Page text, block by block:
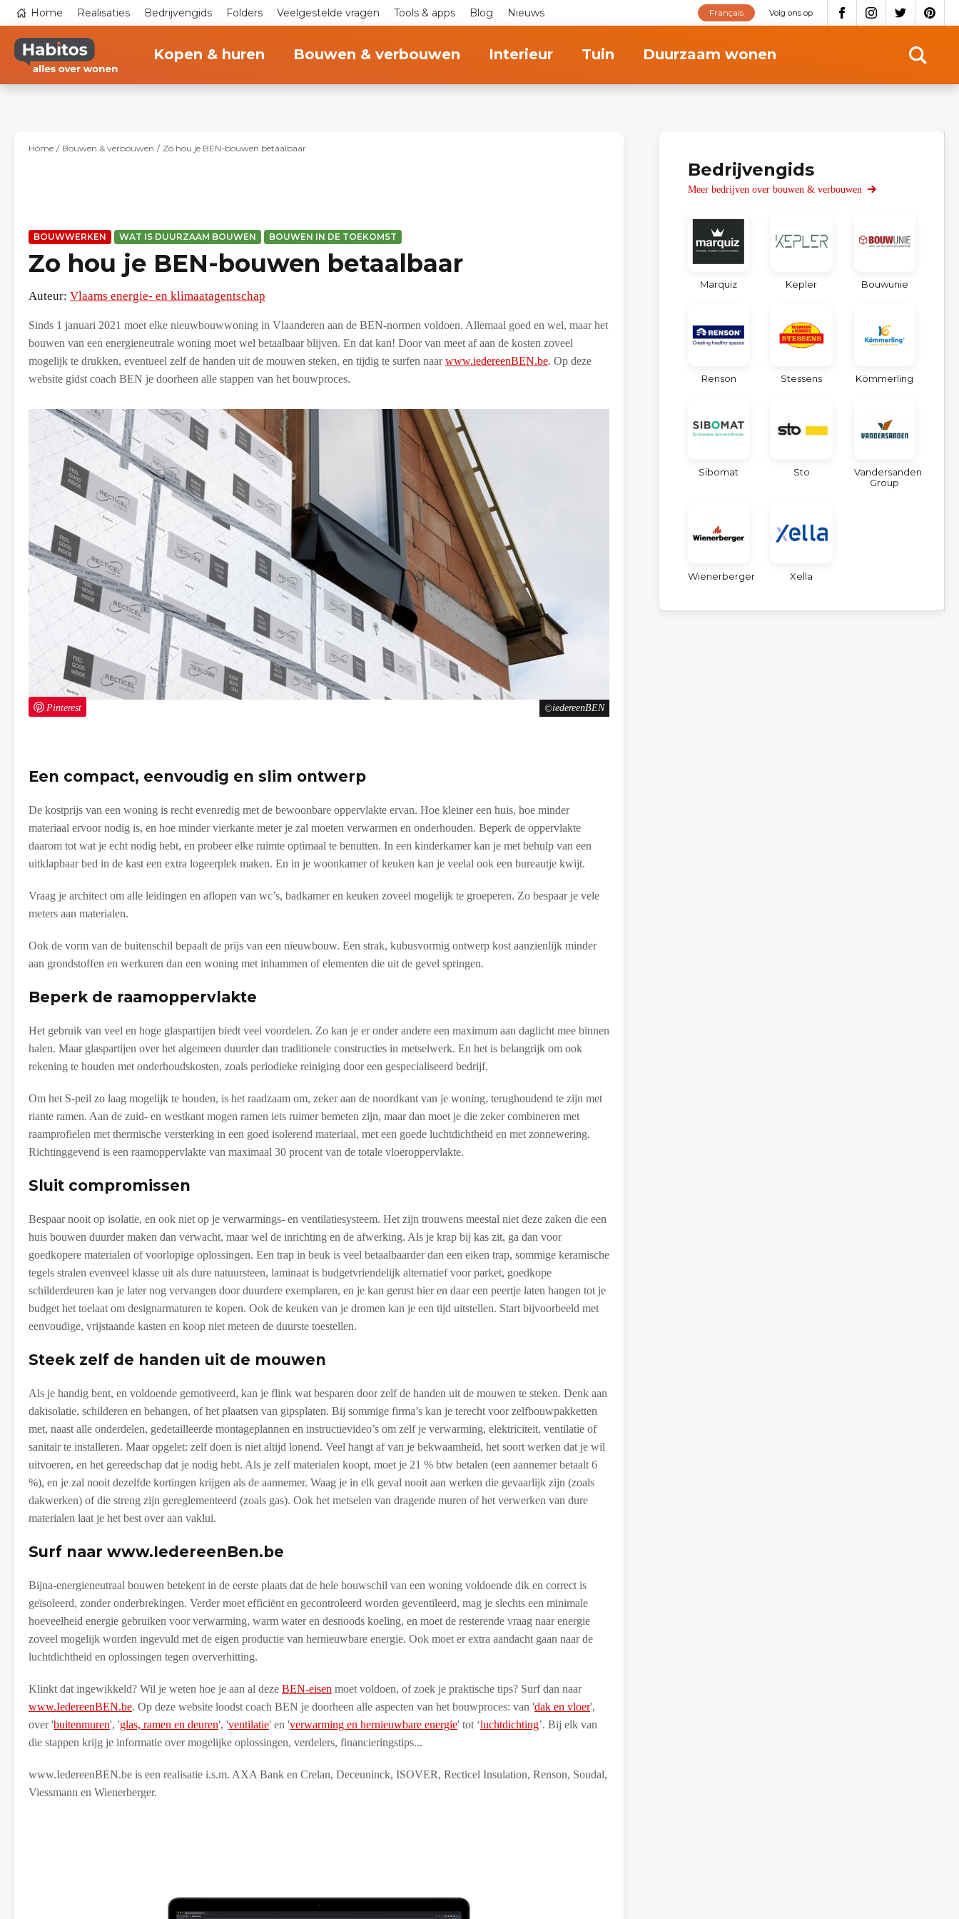
naar
inhoud
gaan
Top
navigation
Home Realisaties Bedrijvengids Folders Veelgestelde vragen Tools & apps Blog Nieuws Volg ons op
Français
Kopen & huren Bouwen & verbouwen Interieur Tuin Duurzaam wonen
Home Bouwen & verbouwen Zo hou je BEN-bouwen betaalbaar
BOUWWERKEN WAT IS DUURZAAM BOUWEN BOUWEN IN DE TOEKOMST
Zo hou je BEN-bouwen betaalbaar
Auteur: Vlaams energie- en klimaatagentschap
Sinds 1 januari 2021 moet elke nieuwbouwwoning in Vlaanderen aan de BEN-normen voldoen. Allemaal goed en wel, maar het
bouwen van een energieneutrale woning moet wel betaalbaar blijven. En dat kan! Door van meet af aan de kosten zoveel
mogelijk te drukken, eventueel zelf de handen uit de mouwen steken, en tijdig te surfen naarwww.iedereenBEN.be. Op deze
website gidst coach BEN je doorheen alle stappen van het bouwproces.
iedereenBEN
Pinterest
Een compact, eenvoudig en slim ontwerp
De kostprijs van een woning is recht evenredig met de bewoonbare oppervlakte ervan. Hoe kleiner een huis, hoe minder
materiaal ervoor nodig is, en hoe minder vierkante meter je zal moeten verwarmen en onderhouden. Beperk de oppervlakte
daarom tot wat je echt nodig hebt, en probeer elke ruimte optimaal te benutten. In een kinderkamer kan je met behulp van een
uitklapbaar bed in de kast een extra logeerplek maken. En in je woonkamer of keuken kan je veelal ook een bureautje kwijt.
Vraag je architect om alle leidingen en aflopen van wc’s, badkamer en keuken zoveel mogelijk te groeperen. Zo bespaar je vele
meters aan materialen.
Ook de vorm van de buitenschil bepaalt de prijs van een nieuwbouw. Een strak, kubusvormig ontwerp kost aanzienlijk minder
aan grondstoffen en werkuren dan een woning met inhammen of elementen die uit de gevel springen.
Beperk de raamoppervlakte
Het gebruik van veel en hoge glaspartijen biedt veel voordelen. Zo kan je er onder andere een maximum aan daglicht mee binnen
halen. Maar glaspartijen over het algemeen duurder dan traditionele constructies in metselwerk. En het is belangrijk om ook
rekening te houden met onderhoudskosten, zoals periodieke reiniging door een gespecialiseerd bedrijf.
Om het S-peil zo laag mogelijk te houden, is het raadzaam om, zeker aan de noordkant van je woning, terughoudend te zijn met
riante ramen. Aan de zuid- en westkant mogen ramen iets ruimer bemeten zijn, maar dan moet je die zeker combineren met
raamprofielen met thermische versterking in een goed isolerend materiaal, met een goede luchtdichtheid en met zonnewering.
Richtinggevend is een raamoppervlakte van maximaal 30 procent van de totale vloeroppervlakte.
Sluit compromissen
Bespaar nooit op isolatie, en ook niet op je verwarmings- en ventilatiesysteem. Het zijn trouwens meestal niet deze zaken die een
huis bouwen duurder maken dan verwacht, maar wel de inrichting en de afwerking. Als je krap bij kas zit, ga dan voor
goedkopere materialen of voorlopige oplossingen. Een trap in beuk is veel betaalbaarder dan een eiken trap, sommige keramische
tegels stralen evenveel klasse uit als dure natuursteen, laminaat is budgetvriendelijk alternatief voor parket, goedkope
schilderdeuren kan je later nog vervangen door duurdere exemplaren, en je kan gerust hier en daar een peertje laten hangen tot je
budget het toelaat om designarmaturen te kopen. Ook de keuken van je dromen kan je een tijd uitstellen. Start bijvoorbeeld met
eenvoudige, vrijstaande kasten en koop niet meteen de duurste toestellen.
Steek zelf de handen uit de mouwen
Als je handig bent, en voldoende gemotiveerd, kan je flink wat besparen door zelf de handen uit de mouwen te steken. Denk aan
dakisolatie, schilderen en behangen, of het plaatsen van gipsplaten. Bij sommige firma’s kan je terecht voor zelfbouwpakketten
met, naast alle onderdelen, gedetailleerde montageplannen en instructievideo’s om zelf je verwarming, elektriciteit, ventilatie of
sanitair te installeren. Maar opgelet: zelf doen is niet altijd lonend. Veel hangt af van je bekwaamheid, het soort werken dat je wil
uitvoeren, en het gereedschap dat je nodig hebt. Als je zelf materialen koopt, moet je 21 % btw betalen (een aannemer betaalt 6
%), en je zal nooit dezelfde kortingen krijgen als de aannemer. Waag je in elk geval nooit aan werken die gevaarlijk zijn (zoals
dakwerken) of die streng zijn gereglementeerd (zoals gas). Ook het metselen van dragende muren of het verwerken van dure
materialen laat je het best over aan vaklui.
Surf naar www.IedereenBen.be
Bijna-energieneutraal bouwen betekent in de eerste plaats dat de hele bouwschil van een woning voldoende dik en correct is
geïsoleerd, zonder onderbrekingen. Verder moet efficiënt en gecontroleerd worden geventileerd, mag je slechts een minimale
hoeveelheid energie gebruiken voor verwarming, warm water en desnoods koeling, en moet de resterende vraag naar energie
zoveel mogelijk worden ingevuld met de eigen productie van hernieuwbare energie. Ook moet er extra aandacht gaan naar de
luchtdichtheid en oplossingen tegen oververhitting.
Klinkt dat ingewikkeld? Wil je weten hoe je aan al deze BEN-eisen moet voldoen, of zoek je praktische tips? Surf dan naar
www.IedereenBEN.be. Op deze website loodst coach BEN je doorheen alle aspecten van het bouwproces: van 'dak en vloer',
over 'buitenmuren', 'glas, ramen en deuren', 'ventilatie' en 'verwarming en hernieuwbare energie' tot ‘luchtdichting’. Bij elk van
die stappen krijg je informatie over mogelijke oplossingen, verdelers, financieringstips...
www.IedereenBEN.be is een realisatie i.s.m. AXA Bank en Crelan, Deceuninck, ISOVER, Recticel Insulation, Renson, Soudal,
Viessmann en Wienerberger.
Bedrijvengids
Meer bedrijven over bouwen & verbouwen
Marquiz Kepler Bouwunie
Renson Stessens Kömmerling
Sibomat Sto
Vandersanden
Group
Wienerberger Xella